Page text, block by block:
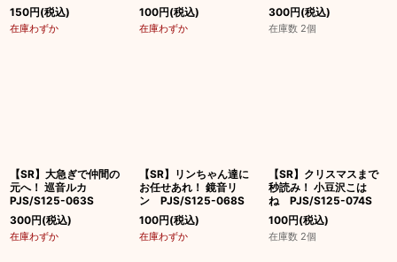
150円(税込)
在庫わずか
100円(税込)
在庫わずか
300円(税込)
在庫数 2個
【SR】大急ぎで仲間の
元へ！ 巡音ルカ
PJS/S125-063S
300円(税込)
在庫わずか
【SR】リンちゃん達に
お任せあれ！ 鏡音リ
ン PJS/S125-068S
100円(税込)
在庫わずか
【SR】クリスマスまで
秒読み！ 小豆沢こは
ね PJS/S125-074S
100円(税込)
在庫数 2個